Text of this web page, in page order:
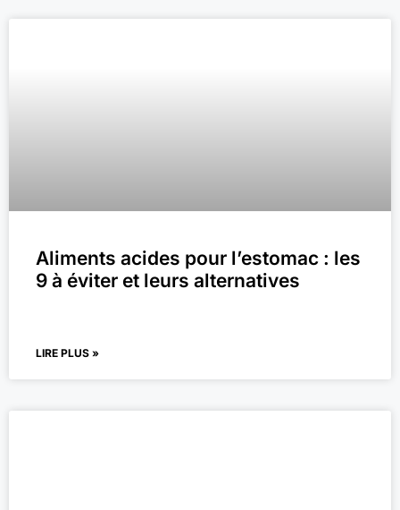
Aliments acides pour l’estomac : les
9 à éviter et leurs alternatives
LIRE PLUS »